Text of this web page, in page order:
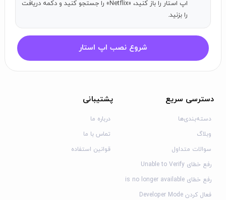
اپ استار را باز کنید، «Netflix» را جستجو کنید و دکمه دریافت
را بزنید.
شروع نصب اپ استار
دسترسی سریع
دسته‌بندی‌ها
وبلاگ
سوالات متداول
رفع خطای Unable to Verify
رفع خطای is no longer available
فعال کردن Developer Mode
پشتیبانی
درباره ما
تماس با ما
قوانین استفاده